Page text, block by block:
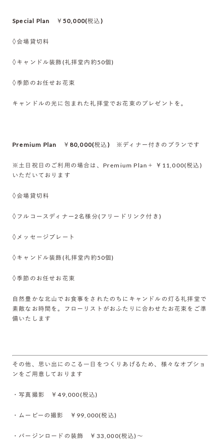
Special Plan ￥50,000(税込)
◊会場貸切料
◊キャンドル装飾(礼拝堂内約50個)
◊季節のお任せお花束
キャンドルの光に包まれた礼拝堂でお花束のプレゼントを。
Premium Plan ￥80,000(税込) ※ディナー付きのプランです
※土日祝日のご利用の場合は、Premium Plan＋ ￥11,000(税込)
いただいております
◊会場貸切料
◊フルコースディナー2名様分(フリードリンク付き)
◊メッセージプレート
◊キャンドル装飾(礼拝堂内約50個)
◊季節のお任せお花束
自然豊かな北山でお食事をされたのちにキャンドルの灯る礼拝堂で
素敵なお時間を。フローリストがおふたりに合わせたお花束をご準
備いたします
その他、思い出にのこる一日をつくりあげるため、様々なオプショ
ンをご用意しております
・写真撮影 ￥49,000(税込)
・ムービーの撮影 ￥99,000(税込)
・バージンロードの装飾 ￥33,000(税込)～